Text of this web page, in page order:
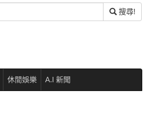
搜尋!
休閒娛樂 A.I 新聞